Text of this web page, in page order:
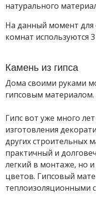
натурального
На данный момент для
комнат используются
Камень из гипса
Дома своими руками
гипсовым материалом.
Гипс вот уже много
изготовления
других строительных
практичный и
легкий в монтаже, но
цветов. Гипсовый
теплоизоляционными